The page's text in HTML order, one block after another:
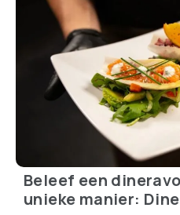
Beleef een
unieke manier: